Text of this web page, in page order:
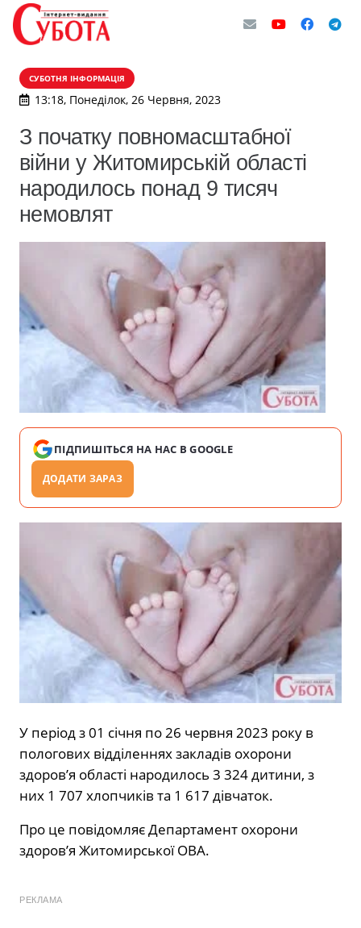
СУБОТНЯ ІНФОРМАЦІЯ
13:18, Понеділок, 26 Червня, 2023
З початку повномасштабної
війни у Житомирській області
народилось понад 9 тисяч
немовлят
ПІДПИШІТЬСЯ НА НАС В GOOGLE
ДОДАТИ ЗАРАЗ
У період з 01 січня по 26 червня 2023 року в
пологових відділеннях закладів охорони
здоров’я області народилось 3 324 дитини, з
них 1 707 хлопчиків та 1 617 дівчаток.
Про це повідомляє Департамент охорони
здоров’я Житомирської ОВА.
РЕКЛАМА